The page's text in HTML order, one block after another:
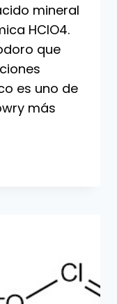
mineral
HClO4.
que
es uno de
más